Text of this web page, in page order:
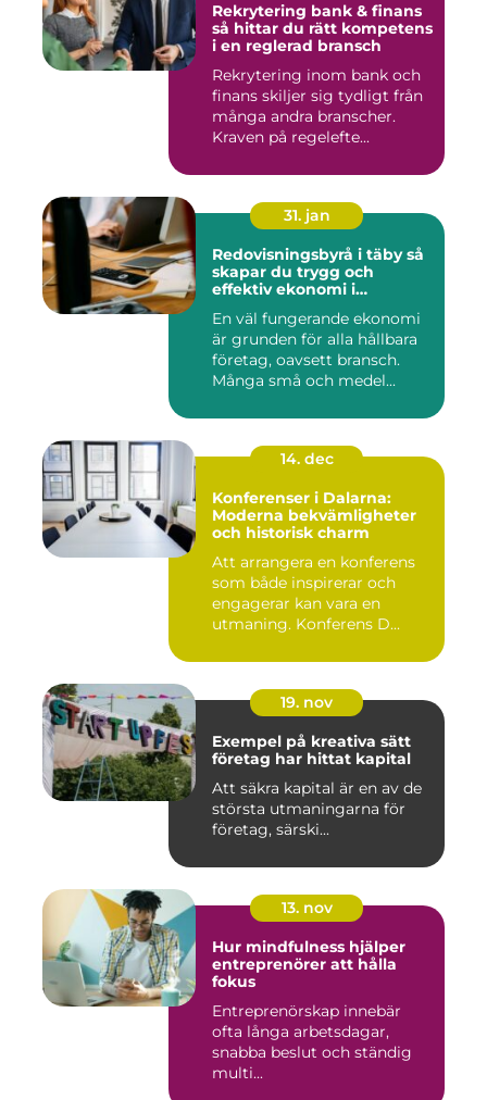
Rekrytering bank & finans
så hittar du rätt kompetens
i en reglerad bransch
Rekrytering inom bank och
finans skiljer sig tydligt från
många andra branscher.
Kraven på regelefte...
31. jan
Redovisningsbyrå i täby så
skapar du trygg och
effektiv ekonomi i
En väl fungerande ekonomi
är grunden för alla hållbara
företag, oavsett bransch.
Många små och medel...
14. dec
Konferenser i Dalarna:
Moderna bekvämligheter
och historisk charm
Att arrangera en konferens
som både inspirerar och
engagerar kan vara en
utmaning. Konferens D...
19. nov
Exempel på kreativa sätt
företag har hittat kapital
Att säkra kapital är en av de
största utmaningarna för
företag, särski...
13. nov
Hur mindfulness hjälper
entreprenörer att hålla
fokus
Entreprenörskap innebär
ofta långa arbetsdagar,
snabba beslut och ständig
multi...